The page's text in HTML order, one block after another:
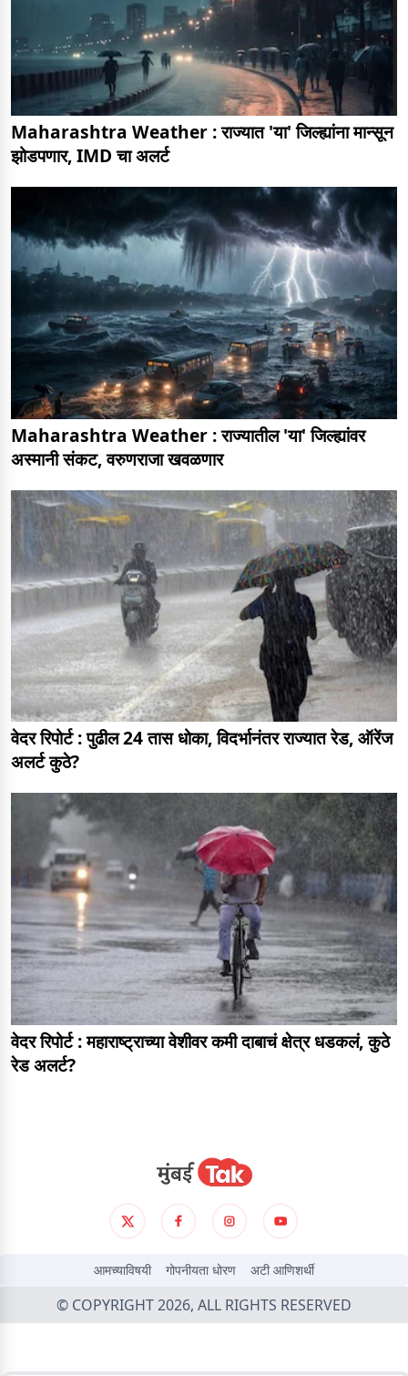
Maharashtra Weather : राज्यात 'या' जिल्ह्यांना मान्सून
झोडपणार, IMD चा अलर्ट
Maharashtra Weather : राज्यातील 'या' जिल्ह्यांवर
अस्मानी संकट, वरुणराजा खवळणार
वेदर रिपोर्ट : पुढील 24 तास धोका, विदर्भानंतर राज्यात रेड, ऑरेंज
अलर्ट कुठे?
वेदर रिपोर्ट : महाराष्ट्राच्या वेशीवर कमी दाबाचं क्षेत्र धडकलं, कुठे
रेड अलर्ट?
आमच्याविषयी गोपनीयता धोरण अटी आणिशर्थी
© COPYRIGHT 2026, ALL RIGHTS RESERVED